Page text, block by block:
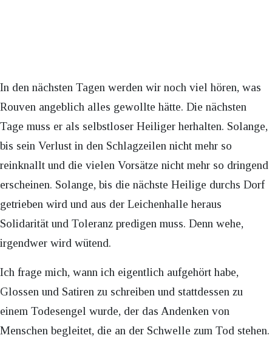
In den nächsten Tagen werden wir noch viel hören, was
Rouven angeblich alles gewollte hätte. Die nächsten
Tage muss er als selbstloser Heiliger herhalten. Solange,
bis sein Verlust in den Schlagzeilen nicht mehr so
reinknallt und die vielen Vorsätze nicht mehr so dringend
erscheinen. Solange, bis die nächste Heilige durchs Dorf
getrieben wird und aus der Leichenhalle heraus
Solidarität und Toleranz predigen muss. Denn wehe,
irgendwer wird wütend.
Ich frage mich, wann ich eigentlich aufgehört habe,
Glossen und Satiren zu schreiben und stattdessen zu
einem Todesengel wurde, der das Andenken von
Menschen begleitet, die an der Schwelle zum Tod stehen.